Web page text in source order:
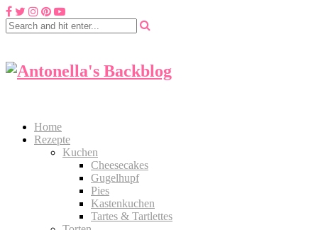
Home
Rezepte
Kuchen
Cheesecakes
Gugelhupf
Pies
Kastenkuchen
Tartes & Tartlettes